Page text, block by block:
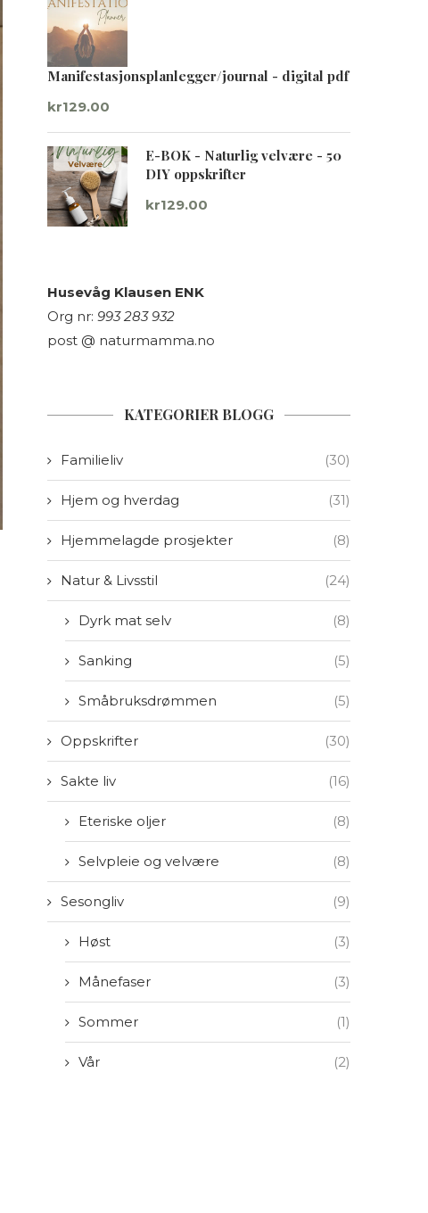
Manifestasjonsplanlegger/journal - digital pdf
kr129.00
E-BOK - Naturlig velvære - 50
DIY oppskrifter
kr129.00
Husevåg Klausen ENK
Org nr: 993 283 932
post @ naturmamma.no
KATEGORIER BLOGG
Familieliv (30)
Hjem og hverdag (31)
Hjemmelagde prosjekter (8)
Natur & Livsstil (24)
Dyrk mat selv (8)
Sanking (5)
Småbruksdrømmen (5)
Oppskrifter (30)
Sakte liv (16)
Eteriske oljer (8)
Selvpleie og velvære (8)
Sesongliv (9)
Høst (3)
Månefaser (3)
Sommer (1)
Vår (2)